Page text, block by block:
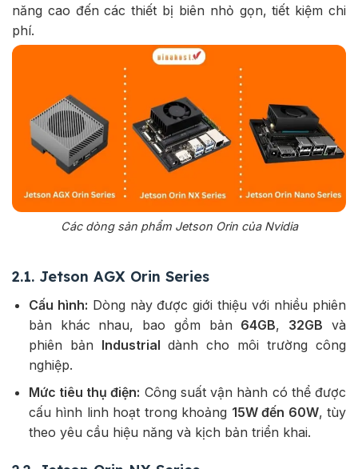
năng cao đến các thiết bị biên nhỏ gọn, tiết kiệm chi
phí.
Các dòng sản phẩm Jetson Orin của Nvidia
2.1. Jetson AGX Orin Series
Cấu hình: Dòng này được giới thiệu với nhiều phiên
bản khác nhau, bao gồm bản 64GB, 32GB và
phiên bản Industrial dành cho môi trường công
nghiệp.
Mức tiêu thụ điện: Công suất vận hành có thể được
cấu hình linh hoạt trong khoảng 15W đến 60W, tùy
theo yêu cầu hiệu năng và kịch bản triển khai.